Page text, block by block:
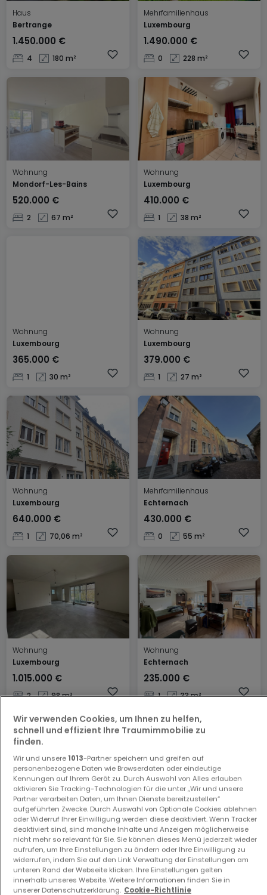
Haus
Bertrange
1.450.000 €
4 180 m²
Mehrfamilienhaus
Luxembourg
1.490.000 €
0 228 m²
Wohnung
Mondorf-Les-Bains
520.000 €
2 67 m²
Wohnung
Luxembourg
410.000 €
1 38 m²
Wohnung
Luxembourg
365.000 €
1 30 m²
Wohnung
Luxembourg
379.000 €
1 27 m²
Wohnung
Luxembourg
640.000 €
1 70,06 m²
Mehrfamilienhaus
Echternach
430.000 €
0 55 m²
Wohnung
Luxembourg
1.015.000 €
2 98 m²
Wohnung
Echternach
235.000 €
1 33 m²
Wohnung
Echternach
198.000 €
1 22 m²
Wohnung
Luxembourg
395.000 €
1 33 m²
Wir verwenden Cookies, um Ihnen zu helfen,
schnell und effizient Ihre Traumimmobilie zu
finden.
Wir und unsere 1013-Partner speichern und greifen auf
personenbezogene Daten wie Browserdaten oder eindeutige
Kennungen auf Ihrem Gerät zu. Durch Auswahl von Alles erlauben
aktivieren Sie Tracking-Technologien für die unter „Wir und unsere
Partner verarbeiten Daten, um Ihnen Dienste bereitzustellen“
aufgeführten Zwecke. Durch Auswahl von Optionale Cookies ablehnen
oder Widerruf Ihrer Einwilligung werden diese deaktiviert. Wenn Tracker
deaktiviert sind, sind manche Inhalte und Anzeigen möglicherweise
nicht mehr so relevant für Sie. Sie können dieses Menü jederzeit wieder
aufrufen, um Ihre Einstellungen zu ändern oder Ihre Einwilligung zu
widerrufen, indem Sie auf den Link Verwaltung der Einstellungen am
unteren Rand der Webseite klicken. Ihre Einstellungen gelten
innerhalb unseres Website. Weitere Informationen finden Sie in
unserer Datenschutzerklärung. Cookie-Richtlinie